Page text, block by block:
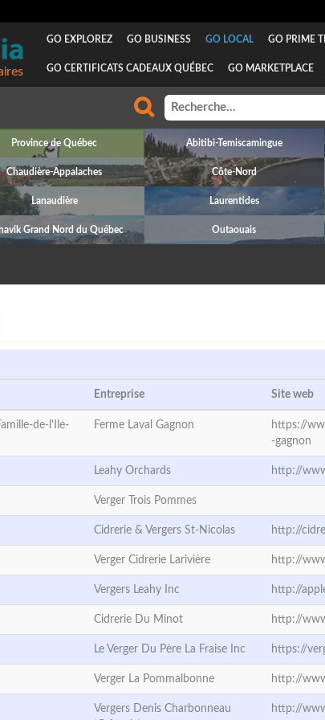
Affaires
GO EXPLOREZ GO BUSINESS GO LOCAL GO PRIME
GO CERTIFICATS CADEAUX QUÉBEC GO MARKETPLACE
Province de Québec Abitibi-Temiscamingue
Chaudière-Appalaches Côte-Nord
Lanaudière Laurentides
Grand Nord du Québec Outaouais
Entreprise Site web
de-l'Ile-
Ferme Laval Gagnon
https://
-gagnon
Leahy Orchards http://
Verger Trois Pommes
Cidrerie & Vergers St-Nicolas http://
Verger Cidrerie Larivière http://
Vergers Leahy Inc http://
Cidrerie Du Minot http://
Le Verger Du Père La Fraise Inc https://
Verger La Pommalbonne http://
Vergers Denis Charbonneau
http://